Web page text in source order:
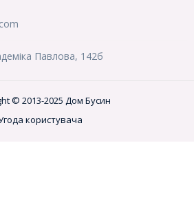
Павлова, 142б
© 2013-2025 Дом Бусин
користувача